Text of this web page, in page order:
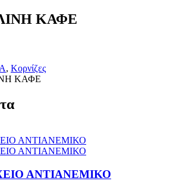
ΚΑΦΕ
, Κορνίζες
ΚΑΦΕ
ΑΝΤΙΑΝΕΜΙΚΟ